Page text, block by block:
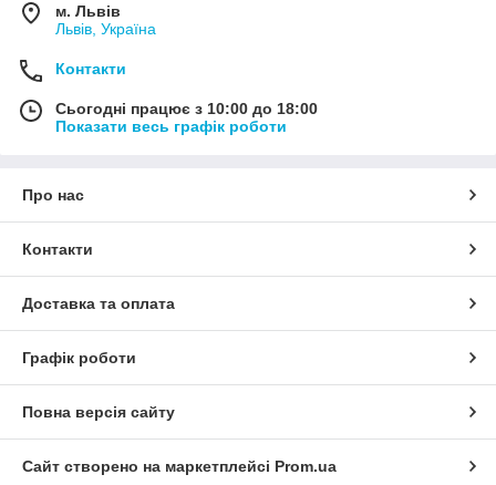
м. Львів
Львів, Україна
Контакти
Сьогодні працює з 10:00 до 18:00
Показати весь графік роботи
Про нас
Контакти
Доставка та оплата
Графік роботи
Повна версія сайту
Сайт створено на маркетплейсі Prom.ua